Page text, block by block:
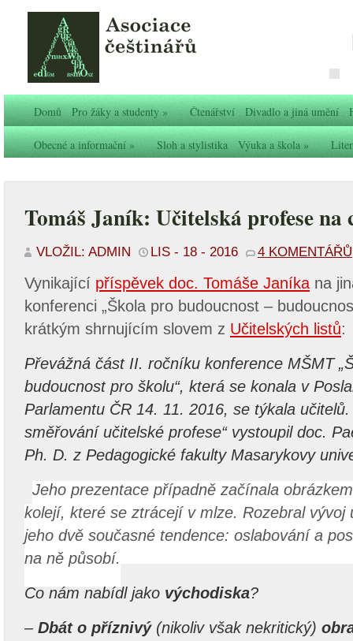
Domů Pro žáky a studenty» Čtenářství Divadlo a jiná umění
Obecné a informační» Sloh a stylistika Výuka a škola»
Tomáš Janík: Učitelská profese na
VLOŽIL: ADMIN LIS - 18 - 2016 4 KOMENTÁŘŮ
Vynikající příspěvek doc. Tomáše Janíka na
konferenci „Škola pro budoucnost –
krátkým shrnujícím slovem z Učitelských listů:
Převážná část II. ročníku konference MŠMT
budoucnost pro školu“, která se konala v
Parlamentu ČR 14. 11. 2016, se týkala
směřování učitelské profese“ vystoupil doc.
Ph. D. z Pedagogické fakulty Masarykovy
Jeho prezentace případně začínala
kolejí, které se ztrácejí v mlze. Rozebral vývoj
jeho dvě současné tendence: oslabování a
na ně působí.
Co nám nabídl jako východiska?
– Dbát o příznivý(nikoliv však nekritický)